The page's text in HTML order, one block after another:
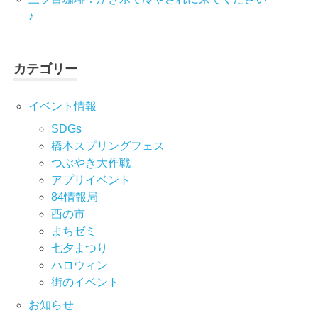
♪
カテゴリー
イベント情報
SDGs
橋本スプリングフェス
つぶやき大作戦
アプリイベント
84情報局
酉の市
まちゼミ
七⼣まつり
ハロウィン
街のイベント
お知らせ